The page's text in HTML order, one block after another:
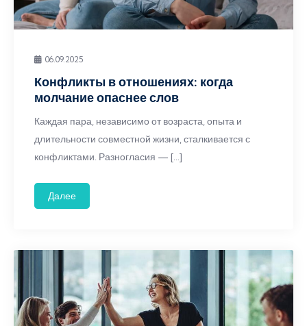
06.09.2025
Конфликты в отношениях: когда
молчание опаснее слов
Каждая пара, независимо от возраста, опыта и
длительности совместной жизни, сталкивается с
конфликтами. Разногласия — […]
Далее